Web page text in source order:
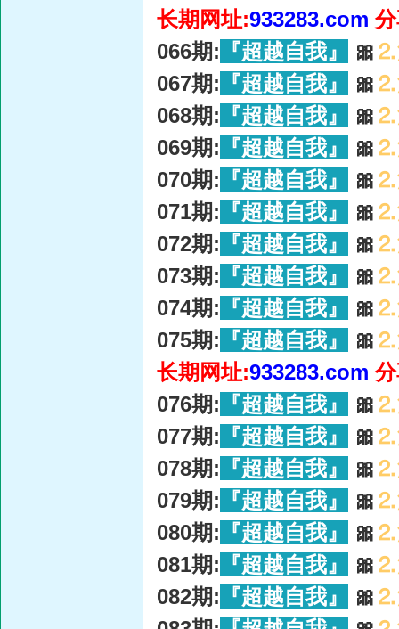
长期网址:933283.com
066期: 『超越自我』 🎀 ⒉
067期: 『超越自我』 🎀 ⒉
068期: 『超越自我』 🎀 ⒉
069期: 『超越自我』 🎀 ⒉
070期: 『超越自我』 🎀 ⒉
071期: 『超越自我』 🎀 ⒉
072期: 『超越自我』 🎀 ⒉
073期: 『超越自我』 🎀 ⒉
074期: 『超越自我』 🎀 ⒉
075期: 『超越自我』 🎀 ⒉
长期网址:933283.com
076期: 『超越自我』 🎀 ⒉
077期: 『超越自我』 🎀 ⒉
078期: 『超越自我』 🎀 ⒉
079期: 『超越自我』 🎀 ⒉
080期: 『超越自我』 🎀 ⒉
081期: 『超越自我』 🎀 ⒉
082期: 『超越自我』 🎀 ⒉